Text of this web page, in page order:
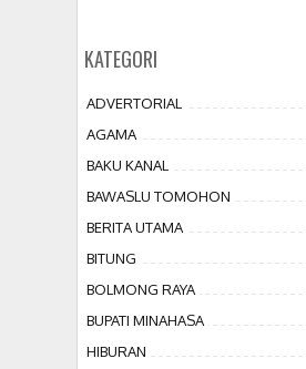
KATEGORI
ADVERTORIAL
AGAMA
BAKU KANAL
BAWASLU TOMOHON
BERITA UTAMA
BITUNG
BOLMONG RAYA
BUPATI MINAHASA
HIBURAN